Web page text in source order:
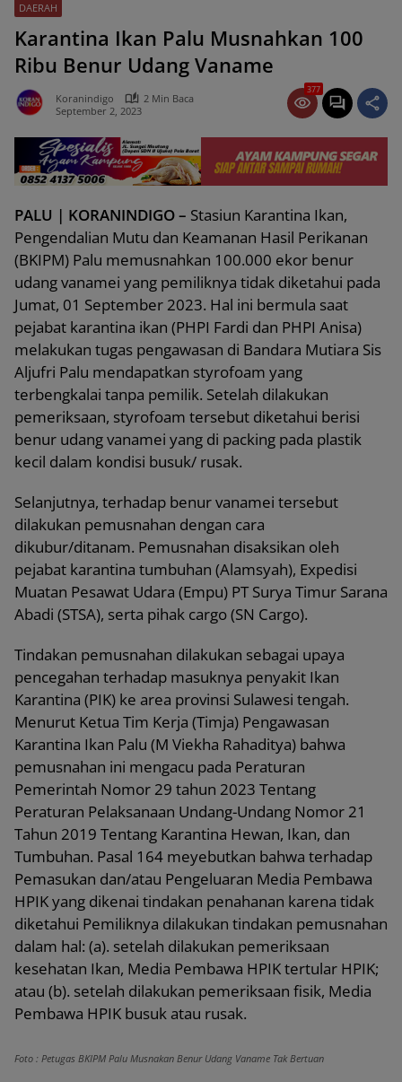
DAERAH
Karantina Ikan Palu Musnahkan 100
Ribu Benur Udang Vaname
Koranindigo
2 Min Baca
September 2, 2023
377
PALU | KORANINDIGO – Stasiun Karantina Ikan,
Pengendalian Mutu dan Keamanan Hasil Perikanan
(BKIPM) Palu memusnahkan 100.000 ekor benur
udang vanamei yang pemiliknya tidak diketahui pada
Jumat, 01 September 2023. Hal ini bermula saat
pejabat karantina ikan (PHPI Fardi dan PHPI Anisa)
melakukan tugas pengawasan di Bandara Mutiara Sis
Aljufri Palu mendapatkan styrofoam yang
terbengkalai tanpa pemilik. Setelah dilakukan
pemeriksaan, styrofoam tersebut diketahui berisi
benur udang vanamei yang di packing pada plastik
kecil dalam kondisi busuk/ rusak.
Selanjutnya, terhadap benur vanamei tersebut
dilakukan pemusnahan dengan cara
dikubur/ditanam. Pemusnahan disaksikan oleh
pejabat karantina tumbuhan (Alamsyah), Expedisi
Muatan Pesawat Udara (Empu) PT Surya Timur Sarana
Abadi (STSA), serta pihak cargo (SN Cargo).
Tindakan pemusnahan dilakukan sebagai upaya
pencegahan terhadap masuknya penyakit Ikan
Karantina (PIK) ke area provinsi Sulawesi tengah.
Menurut Ketua Tim Kerja (Timja) Pengawasan
Karantina Ikan Palu (M Viekha Rahaditya) bahwa
pemusnahan ini mengacu pada Peraturan
Pemerintah Nomor 29 tahun 2023 Tentang
Peraturan Pelaksanaan Undang-Undang Nomor 21
Tahun 2019 Tentang Karantina Hewan, Ikan, dan
Tumbuhan. Pasal 164 meyebutkan bahwa terhadap
Pemasukan dan/atau Pengeluaran Media Pembawa
HPIK yang dikenai tindakan penahanan karena tidak
diketahui Pemiliknya dilakukan tindakan pemusnahan
dalam hal: (a). setelah dilakukan pemeriksaan
kesehatan Ikan, Media Pembawa HPIK tertular HPIK;
atau (b). setelah dilakukan pemeriksaan fisik, Media
Pembawa HPIK busuk atau rusak.
Foto : Petugas BKIPM Palu Musnakan Benur Udang Vaname Tak Bertuan